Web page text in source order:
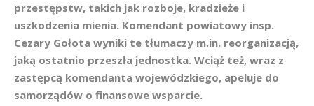
przestępstw, takich jak rozboje, kradzieże i
uszkodzenia mienia. Komendant powiatowy insp.
Cezary Gołota wyniki te tłumaczy m.in. reorganizacją,
jaką ostatnio przeszła jednostka. Wciąż też, wraz z
zastępcą komendanta wojewódzkiego, apeluje do
samorządów o finansowe wsparcie.